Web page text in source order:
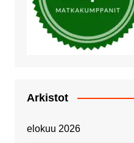
Arkistot
elokuu 2026